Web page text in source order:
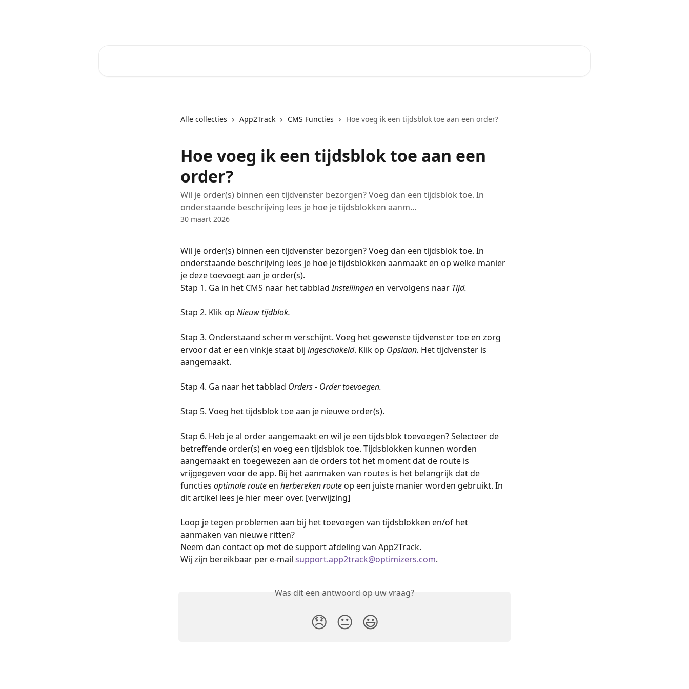
Alle collecties App2Track CMS Functies Hoe voeg ik een tijdsblok toe aan een order?
Hoe voeg ik een tijdsblok toe aan een
order?
Wil je order(s) binnen een tijdvenster bezorgen? Voeg dan een tijdsblok toe. In
onderstaande beschrijving lees je hoe je tijdsblokken aanm...
30 maart 2026
Wil je order(s) binnen een tijdvenster bezorgen? Voeg dan een tijdsblok toe. In
onderstaande beschrijving lees je hoe je tijdsblokken aanmaakt en op welke manier
je deze toevoegt aan je order(s).
Stap 1. Ga in het CMS naar het tabblad Instellingen en vervolgens naar Tijd.
Stap 2. Klik op Nieuw tijdblok.
Stap 3. Onderstaand scherm verschijnt. Voeg het gewenste tijdvenster toe en zorg
ervoor dat er een vinkje staat bij ingeschakeld. Klik op Opslaan. Het tijdvenster is
aangemaakt.
Stap 4. Ga naar het tabblad Orders - Order toevoegen.
Stap 5. Voeg het tijdsblok toe aan je nieuwe order(s).
Stap 6. Heb je al order aangemaakt en wil je een tijdsblok toevoegen? Selecteer de
betreffende order(s) en voeg een tijdsblok toe. Tijdsblokken kunnen worden
aangemaakt en toegewezen aan de orders tot het moment dat de route is
vrijgegeven voor de app. Bij het aanmaken van routes is het belangrijk dat de
functies optimale route en herbereken route op een juiste manier worden gebruikt. In
dit artikel lees je hier meer over. [verwijzing]
Loop je tegen problemen aan bij het toevoegen van tijdsblokken en/of het
aanmaken van nieuwe ritten?
Neem dan contact op met de support afdeling van App2Track.
Wij zijn bereikbaar per e-mail support.app2track@optimizers.com.
Was dit een antwoord op uw vraag?
😞 😐 😃